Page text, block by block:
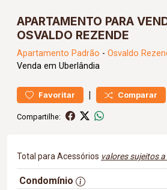
APARTAMENTO PARA
OSVALDO REZENDE
Apartamento Padrão - Osvaldo
Venda em Uberlândia
Favoritar | Comparar
Compartilhe:
Total para Acessórios valores sujeitos
Condomínio